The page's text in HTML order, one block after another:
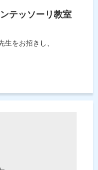
テッソーリ教室
をお招きし、